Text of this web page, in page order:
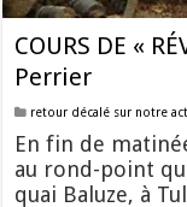
COURS DE «
Perrier
retour décalé sur notre
En fin de
au rond-point
quai Baluze, à